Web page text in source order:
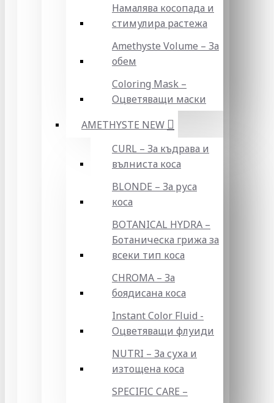
Намалява косопада и
стимулира растежа
Amethyste Volume – За
обем
Coloring Mask –
Оцветяващи маски
AMETHYSTE NEW
CURL – За къдрава и
вълниста коса
BLONDE – За руса
коса
BOTANICAL HYDRA –
Ботаническа грижа за
всеки тип коса
CHROMA – За
боядисана коса
Instant Color Fluid -
Оцветяващи флуиди
NUTRI – За суха и
изтощена коса
SPECIFIC CARE –